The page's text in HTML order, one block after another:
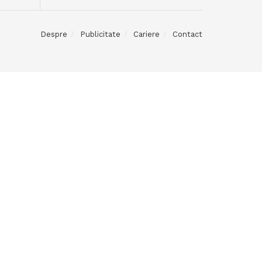
Despre Publicitate Cariere Contact